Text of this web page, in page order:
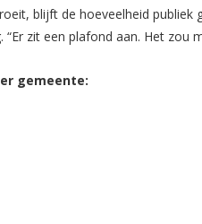
blijft de hoeveelheid
zit een plafond aan. Het zou
gemeente: